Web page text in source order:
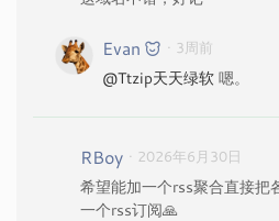
Evan · 3周前
@Ttzip天天绿软 嗯。
RBoy · 2026年6月30日
希望能加一个rss聚合直接把
一个rss订阅🙏